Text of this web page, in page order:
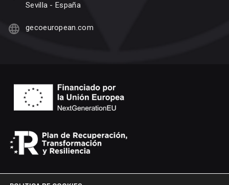
Sevilla - España
gecoeuropean.com